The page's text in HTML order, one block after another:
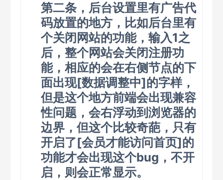
第二条，后台设置里有广告代
码放置的地方，比如后台里有
个关闭网站的功能，输入1之
后，整个网站会关闭注册功
能，相应的会在右侧节点的下
面出现[数据调整中]的字样，
但是这个地方前端会出现兼容
性问题，会右浮动到浏览器的
边界，但这个比较奇葩，只有
开启了[会员才能访问首页]的
功能才会出现这个bug，不开
启，则会正常显示。